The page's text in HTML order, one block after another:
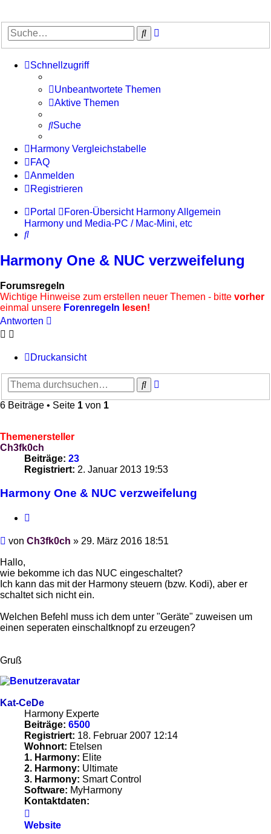
Suche
Schnellzugriff
Unbeantwortete Themen
Aktive Themen
Suche
Harmony Vergleichstabelle
FAQ
Anmelden
Registrieren
Portal Foren-Übersicht Harmony Allgemein
Harmony und Media-PC / Mac-Mini, etc
Suche
Harmony One & NUC verzweifelung
Forumsregeln
Wichtige Hinweise zum erstellen neuer Themen - bitte vorher
einmal unsere Forenregeln lesen!
Antworten
Druckansicht
Suche
6 Beiträge • Seite 1 von 1
Themenersteller
Ch3fk0ch
Beiträge: 23
Registriert: 2. Januar 2013 19:53
Harmony One & NUC verzweifelung
Beitrag
von Ch3fk0ch » 29. März 2016 18:51
Hallo,
wie bekomme ich das NUC eingeschaltet?
Ich kann das mit der Harmony steuern (bzw. Kodi), aber er
schaltet sich nicht ein.
Welchen Befehl muss ich dem unter "Geräte" zuweisen um
einen seperaten einschaltknopf zu erzeugen?
Gruß
Kat-CeDe
Harmony Experte
Beiträge: 6500
Registriert: 18. Februar 2007 12:14
Wohnort: Etelsen
1. Harmony: Elite
2. Harmony: Ultimate
3. Harmony: Smart Control
Software: MyHarmony
Kontaktdaten:
von
Website